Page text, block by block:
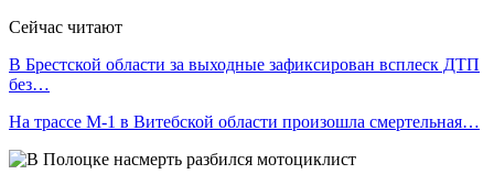
Сейчас читают
В Брестской области за выходные зафиксирован всплеск ДТП
без…
На трассе М-1 в Витебской области произошла смертельная…